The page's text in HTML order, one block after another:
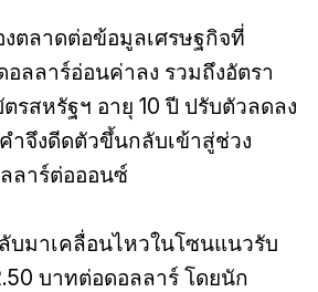
ตลาดต่อข้อมูลเศรษฐกิจที่
อลลาร์อ่อนค่าลง รวมถึงอัตรา
สหรัฐฯ อายุ 10 ปี ปรับตัวลดลง
ำจึงดีดตัวขึ้นกลับเข้าสู่ช่วง
ลาร์ต่อออนซ์
บมาเคลื่อนไหวในโซนแนวรับ
บาทต่อดอลลาร์ โดยนัก